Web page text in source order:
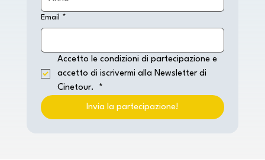
Email *
Accetto le condizioni di partecipazione e
accetto di iscrivermi alla Newsletter di
Cinetour.
*
Invia la partecipazione!